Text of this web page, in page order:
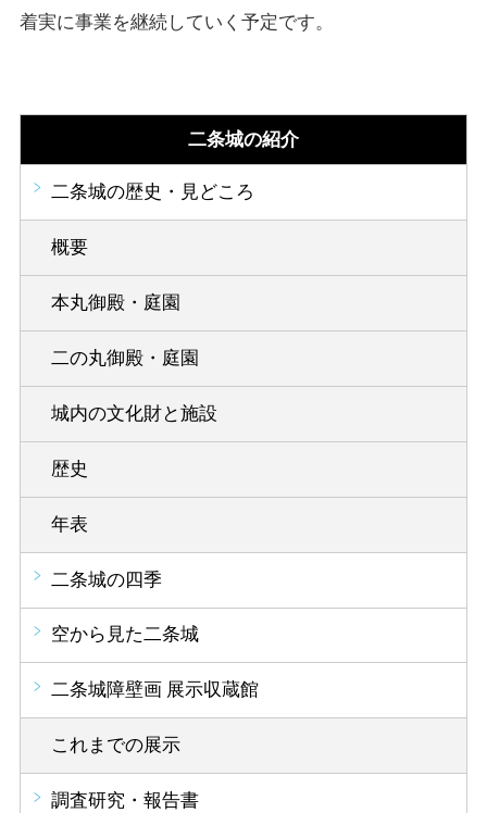
着実に事業を継続していく予定です。
二条城の紹介
二条城の歴史・見どころ
概要
本丸御殿・庭園
二の丸御殿・庭園
城内の文化財と施設
歴史
年表
二条城の四季
空から見た二条城
二条城障壁画 展示収蔵館
これまでの展示
調査研究・報告書